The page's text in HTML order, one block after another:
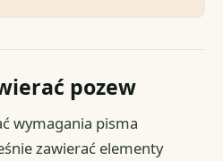
pozew
wymagania pisma
zawierać elementy